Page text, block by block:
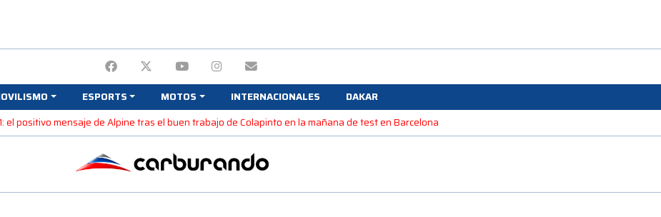
ESPORTS MOTOS INTERNACIONALES
DAKAR
el positivo mensaje de Alpine tras el buen trabajo de Colapinto en la mañana de test en Barcelona